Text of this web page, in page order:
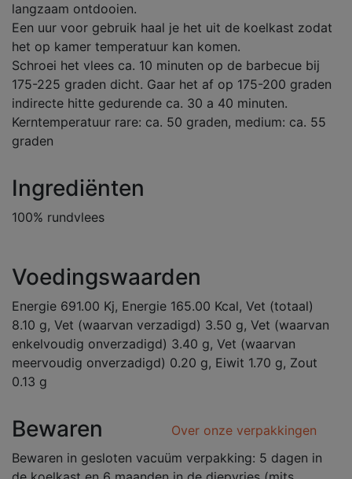
langzaam ontdooien.
Een uur voor gebruik haal je het uit de koelkast zodat
het op kamer temperatuur kan komen.
Schroei het vlees ca. 10 minuten op de barbecue bij
175-225 graden dicht. Gaar het af op 175-200 graden
indirecte hitte gedurende ca. 30 a 40 minuten.
Kerntemperatuur rare: ca. 50 graden, medium: ca. 55
graden
Ingrediënten
100% rundvlees
Voedingswaarden
Energie 691.00 Kj, Energie 165.00 Kcal, Vet (totaal)
8.10 g, Vet (waarvan verzadigd) 3.50 g, Vet (waarvan
enkelvoudig onverzadigd) 3.40 g, Vet (waarvan
meervoudig onverzadigd) 0.20 g, Eiwit 1.70 g, Zout
0.13 g
Bewaren
Over onze verpakkingen
Bewaren in gesloten vacuüm verpakking: 5 dagen in